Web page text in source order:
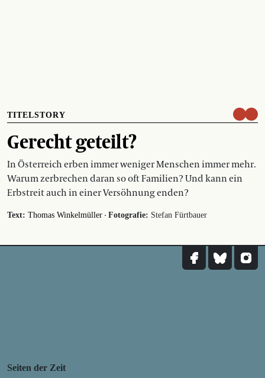
TITELSTORY
Gerecht geteilt?
In Österreich erben immer weniger Menschen immer mehr.
Warum zerbrechen daran so oft Familien? Und kann ein
Erbstreit auch in einer Versöhnung enden?
Text: Thomas Winkelmüller · Fotografie: Stefan Fürtbauer
Seiten der Zeit